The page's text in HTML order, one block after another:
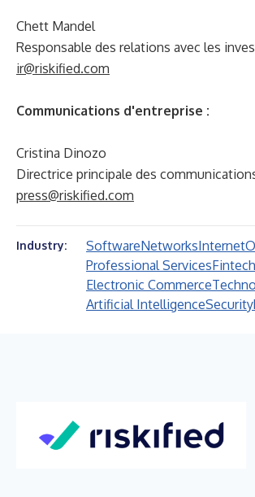
Chett Mandel
Responsable des relations avec les
ir@riskified.com
Communications d'entreprise :
Cristina Dinozo
Directrice principale des
press@riskified.com
Industry: SoftwareNetworksInternet
Professional ServicesFintech
Electronic Commerce
Artificial IntelligenceSecurity